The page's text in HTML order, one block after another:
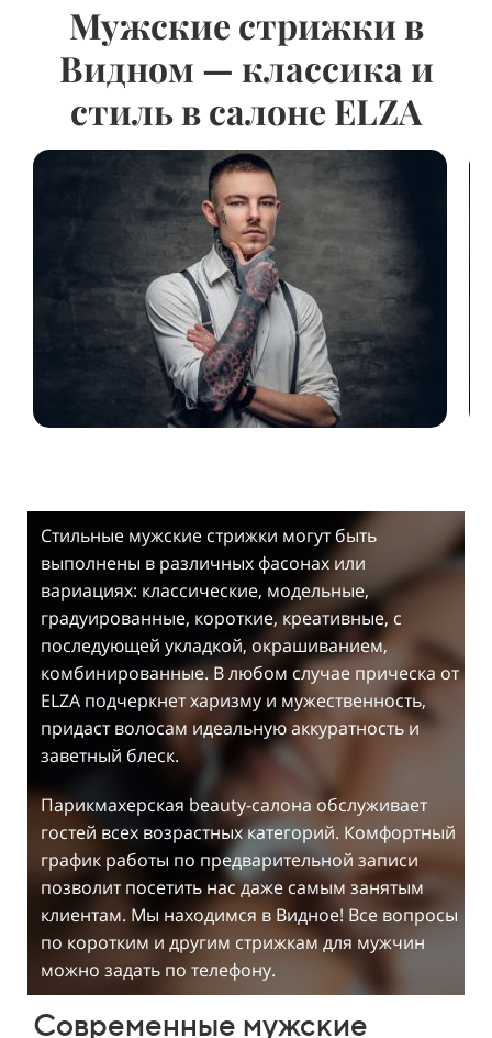
Мужские стрижки в
Видном — классика и
стиль в салоне ELZA
Стильные мужские стрижки могут быть
выполнены в различных фасонах или
вариациях: классические, модельные,
градуированные, короткие, креативные, с
последующей укладкой, окрашиванием,
комбинированные. В любом случае прическа от
ELZA подчеркнет харизму и мужественность,
придаст волосам идеальную аккуратность и
заветный блеск.
Парикмахерская beauty-салона обслуживает
гостей всех возрастных категорий. Комфортный
график работы по предварительной записи
позволит посетить нас даже самым занятым
клиентам. Мы находимся в Видное! Все вопросы
по коротким и другим стрижкам для мужчин
можно задать по телефону.
Современные мужские